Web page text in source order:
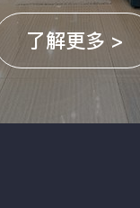
了解更多 >